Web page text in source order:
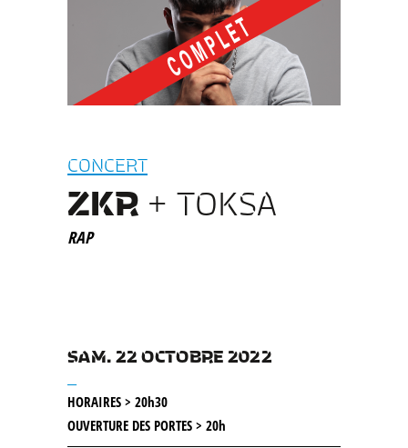
CONCERT
ZKR + TOKSA
RAP
SAM. 22 OCTOBRE 2022
HORAIRES > 20h30
OUVERTURE DES PORTES > 20h